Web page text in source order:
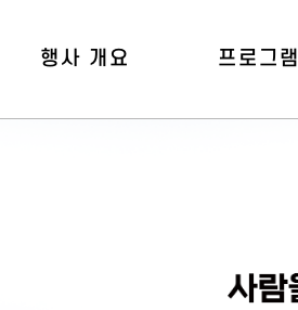
행사 개요 프로그램